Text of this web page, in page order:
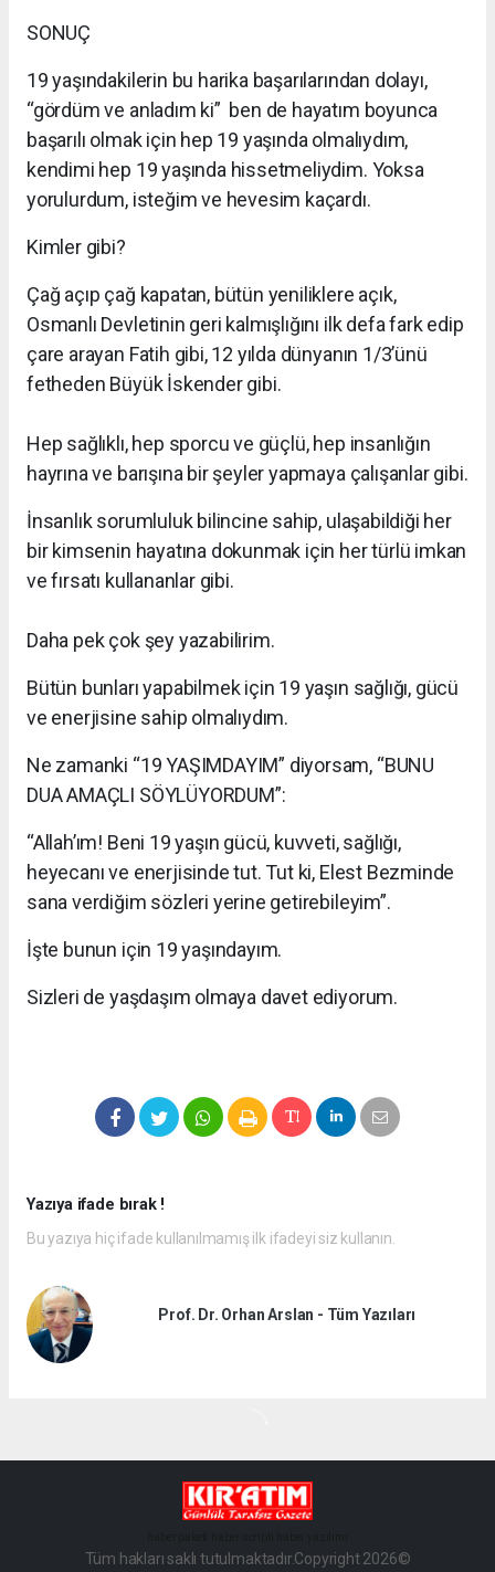
SONUÇ
19 yaşındakilerin bu harika başarılarından dolayı,
“gördüm ve anladım ki” ben de hayatım boyunca
başarılı olmak için hep 19 yaşında olmalıydım,
kendimi hep 19 yaşında hissetmeliydim. Yoksa
yorulurdum, isteğim ve hevesim kaçardı.
Kimler gibi?
Çağ açıp çağ kapatan, bütün yeniliklere açık,
Osmanlı Devletinin geri kalmışlığını ilk defa fark edip
çare arayan Fatih gibi, 12 yılda dünyanın 1/3’ünü
fetheden Büyük İskender gibi.
Hep sağlıklı, hep sporcu ve güçlü, hep insanlığın
hayrına ve barışına bir şeyler yapmaya çalışanlar gibi.
İnsanlık sorumluluk bilincine sahip, ulaşabildiği her
bir kimsenin hayatına dokunmak için her türlü imkan
ve fırsatı kullananlar gibi.
Daha pek çok şey yazabilirim.
Bütün bunları yapabilmek için 19 yaşın sağlığı, gücü
ve enerjisine sahip olmalıydım.
Ne zamanki “19 YAŞIMDAYIM” diyorsam, “BUNU
DUA AMAÇLI SÖYLÜYORDUM”:
“Allah’ım! Beni 19 yaşın gücü, kuvveti, sağlığı,
heyecanı ve enerjisinde tut. Tut ki, Elest Bezminde
sana verdiğim sözleri yerine getirebileyim”.
İşte bunun için 19 yaşındayım.
Sizleri de yaşdaşım olmaya davet ediyorum.
Yazıya ifade bırak !
Bu yazıya hiç ifade kullanılmamış ilk ifadeyi siz kullanın.
Prof. Dr. Orhan Arslan - Tüm Yazıları
Tüm hakları saklı tutulmaktadır.Copyright 2026©